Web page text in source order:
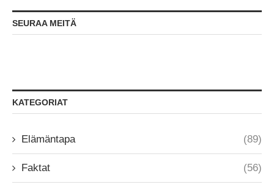
SEURAA MEITÄ
KATEGORIAT
Elämäntapa (89)
Faktat (56)